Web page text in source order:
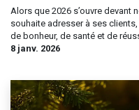
Alors que 2026 s’ouvre devant
souhaite adresser à ses
de bonheur, de santé et de
8 janv. 2026